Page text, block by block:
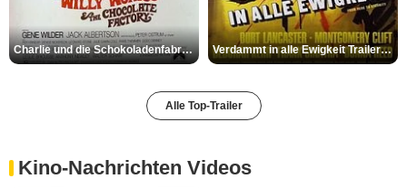
Charlie und die Schokoladenfabrik Trailer OV Verdammt in alle Ewigkeit Trailer OV
Alle Top-Trailer
Kino-Nachrichten Videos